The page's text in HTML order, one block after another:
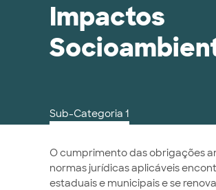
Impactos
Sub-Categoria 1
O cumprimento das obrigações
normas jurídicas aplicáveis
estaduais e municipais e se